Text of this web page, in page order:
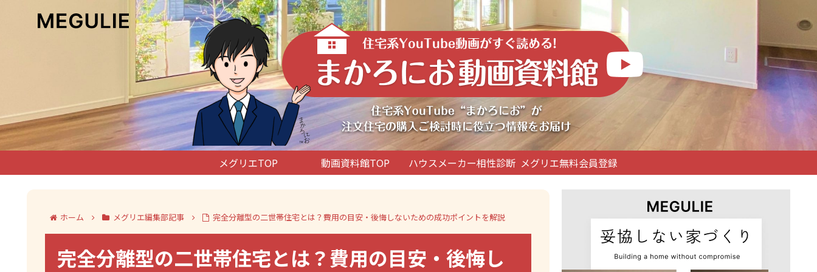
メグリエTOP 動画資料館TOP ハウスメーカー相性診断 メグリエ無料会員登録
ホーム メグリエ編集部記事 完全分離型の二世帯住宅とは？費用の目安・後悔しないための成功ポイントを解説
完全分離型の二世帯住宅とは？費用の目安・後悔し